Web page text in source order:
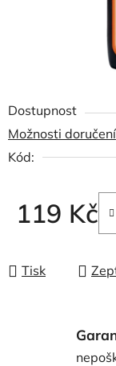
Dostupnost
Možnosti doručení
Kód:
119 Kč
Tisk